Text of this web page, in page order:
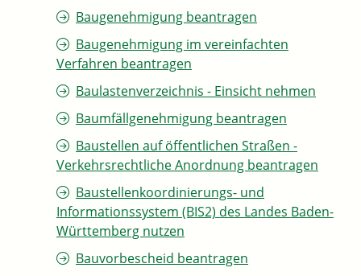
Baugenehmigung beantragen
Baugenehmigung im vereinfachten
Verfahren beantragen
Baulastenverzeichnis - Einsicht nehmen
Baumfällgenehmigung beantragen
Baustellen auf öffentlichen Straßen -
Verkehrsrechtliche Anordnung beantragen
Baustellenkoordinierungs- und
Informationssystem (BIS2) des Landes Baden-
Württemberg nutzen
Bauvorbescheid beantragen